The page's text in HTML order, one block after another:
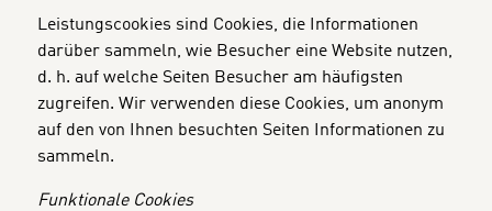
Leistungscookies sind Cookies, die Informationen
darüber sammeln, wie Besucher eine Website nutzen,
d. h. auf welche Seiten Besucher am häufigsten
zugreifen. Wir verwenden diese Cookies, um anonym
auf den von Ihnen besuchten Seiten Informationen zu
sammeln.
Funktionale Cookies